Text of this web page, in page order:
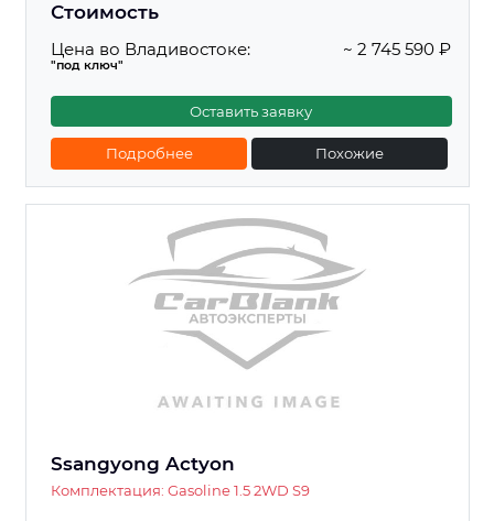
Стоимость
Цена во Владивостоке:
"под ключ"
~ 2 745 590 ₽
Оставить заявку
Подробнее Похожие
Ssangyong Actyon
Комплектация: Gasoline 1.5 2WD S9